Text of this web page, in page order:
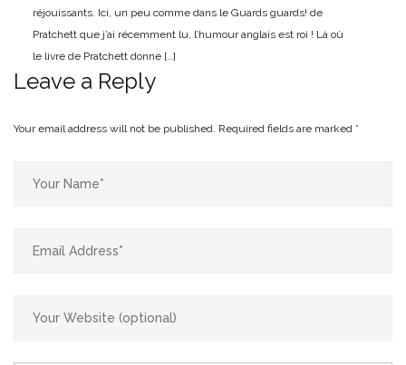
réjouissants. Ici, un peu comme dans le Guards guards! de
Pratchett que j’ai récemment lu, l’humour anglais est roi ! Là où
le livre de Pratchett donne […]
Leave a Reply
Your email address will not be published. Required fields are marked *